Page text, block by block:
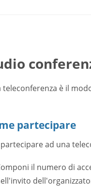
teleconferenza è il
partecipare
ad una
il numero di